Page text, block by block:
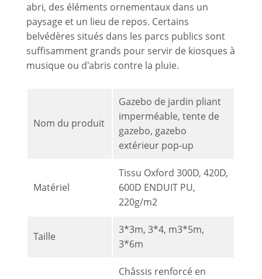
abri, des éléments ornementaux dans un
paysage et un lieu de repos. Certains
belvédères situés dans les parcs publics sont
suffisamment grands pour servir de kiosques à
musique ou d'abris contre la pluie.
Nom du produit
Gazebo de jardin pliant
imperméable, tente de
gazebo, gazebo
extérieur pop-up
Matériel
Tissu Oxford 300D, 420D,
600D ENDUIT PU,
220g/m2
Taille
3*3m, 3*4, m3*5m,
3*6m
Châssis renforcé en